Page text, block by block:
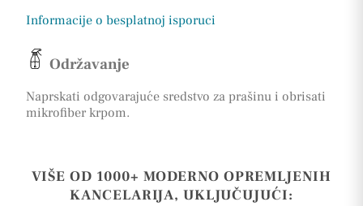
Informacije o besplatnoj isporuci
Održavanje
Naprskati odgovarajuće sredstvo za prašinu i obrisati
mikrofiber krpom.
VIŠE OD 1000+ MODERNO OPREMLJENIH
KANCELARIJA, UKLJUČUJUĆI: